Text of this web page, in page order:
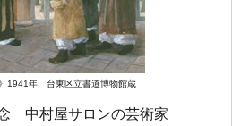
》1941年 台東区立書道博物館蔵
中村屋サロンの芸術家